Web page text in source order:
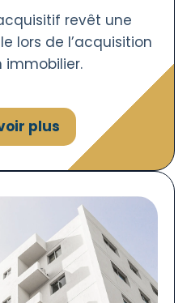
revêt une
lors de l’acquisition
immobilier.
plus